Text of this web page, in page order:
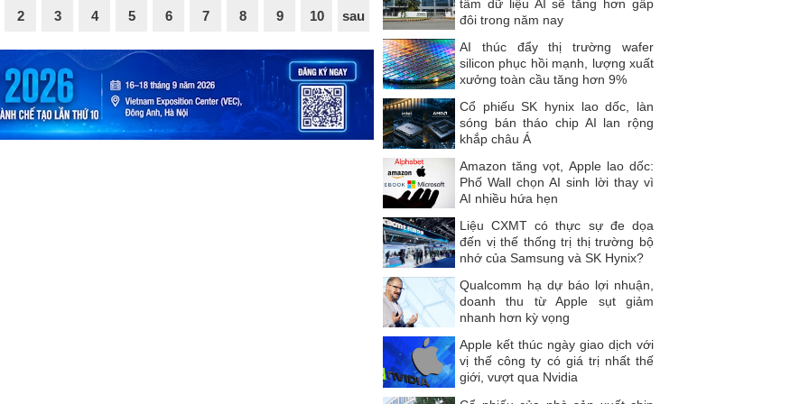
2 3 4 5 6 7 8 9 10 sau
tâm dữ liệu AI sẽ tăng hơn gấp
đôi trong năm nay
AI thúc đẩy thị trường wafer
silicon phục hồi mạnh, lượng xuất
xưởng toàn cầu tăng hơn 9%
Cổ phiếu SK hynix lao dốc, làn
sóng bán tháo chip AI lan rộng
khắp châu Á
Amazon tăng vọt, Apple lao dốc:
Phố Wall chọn AI sinh lời thay vì
AI nhiều hứa hẹn
Liệu CXMT có thực sự đe dọa
đến vị thế thống trị thị trường bộ
nhớ của Samsung và SK Hynix?
Qualcomm hạ dự báo lợi nhuận,
doanh thu từ Apple sụt giảm
nhanh hơn kỳ vọng
Apple kết thúc ngày giao dịch với
vị thế công ty có giá trị nhất thế
giới, vượt qua Nvidia